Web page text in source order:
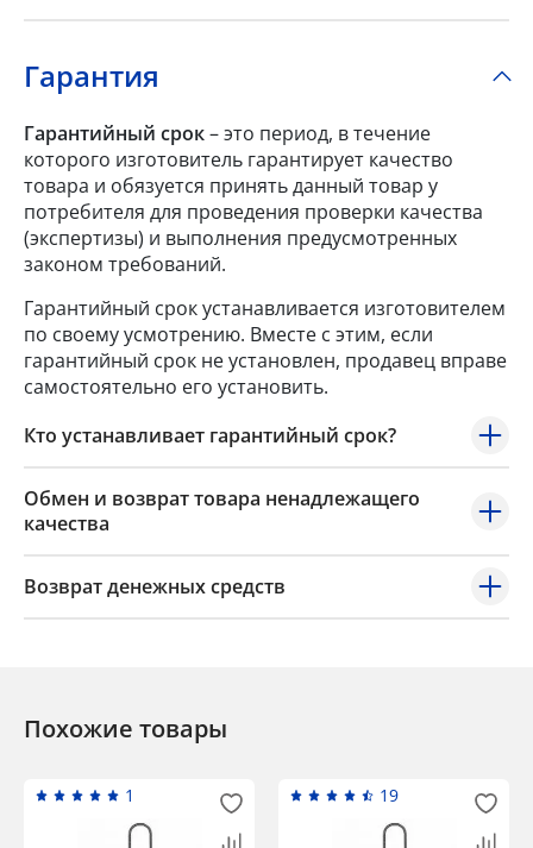
Гарантия
Гарантийный срок– это период, в течение
которого изготовитель гарантирует качество
товара и обязуется принять данный товар у
потребителя для проведения проверки качества
(экспертизы) и выполнения предусмотренных
законом требований.
Гарантийный срок устанавливается изготовителем
по своему усмотрению. Вместе с этим, если
гарантийный срок не установлен, продавец вправе
самостоятельно его установить.
Кто устанавливает гарантийный срок?
Обмен и возврат товара ненадлежащего
качества
Возврат денежных средств
Похожие товары
1 19